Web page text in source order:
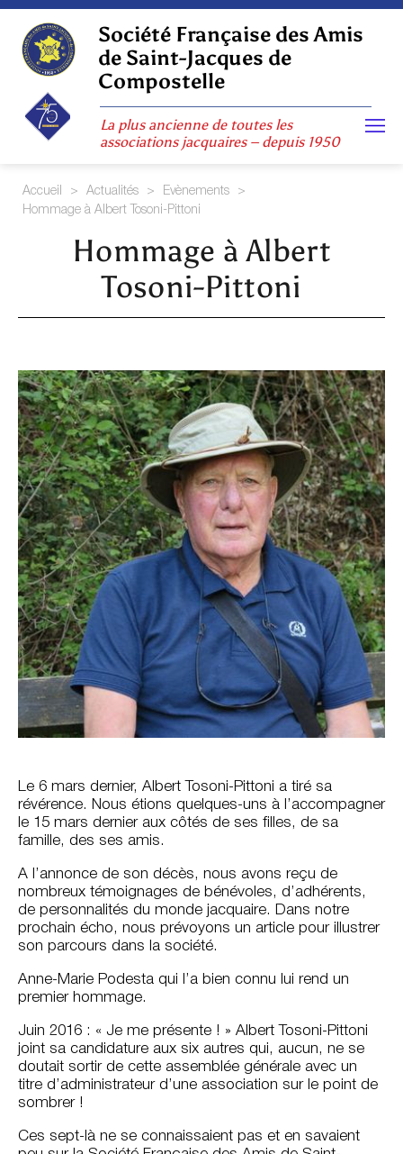
Skip
content
Société Française des Amis
de Saint-Jacques de
Compostelle
La plus ancienne de toutes les
associations jacquaires – depuis 1950
Accueil > Actualités > Evènements
>
Hommage à Albert Tosoni-Pittoni
Hommage à Albert
Tosoni-Pittoni
Le 6 mars dernier, Albert Tosoni-Pittoni a tiré sa
révérence. Nous étions quelques-uns à l’accompagner
le 15 mars dernier aux côtés de ses filles, de sa
famille, des ses amis.
A l’annonce de son décès, nous avons reçu de
nombreux témoignages de bénévoles, d’adhérents,
de personnalités du monde jacquaire. Dans notre
prochain écho, nous prévoyons un article pour illustrer
son parcours dans la société.
Anne-Marie Podesta qui l’a bien connu lui rend un
premier hommage.
Juin 2016 : « Je me présente ! » Albert Tosoni-Pittoni
joint sa candidature aux six autres qui, aucun, ne se
doutait sortir de cette assemblée générale avec un
titre d’administrateur d’une association sur le point de
sombrer !
Ces sept-là ne se connaissaient pas et en savaient